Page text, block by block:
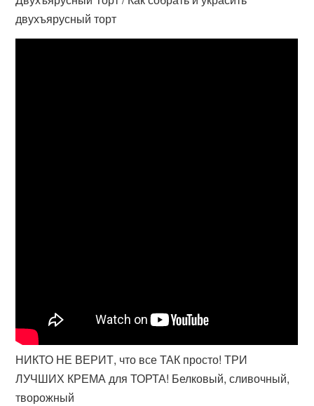
двухъярусный торт
НИКТО НЕ ВЕРИТ, что все ТАК просто! ТРИ
ЛУЧШИХ КРЕМА для ТОРТА! Белковый, сливочный,
творожный